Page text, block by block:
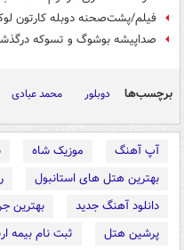
فیلم/پشت‌صحنه دوبله
صداپیشه بوشوگ و تسوکه
برچسب‌ها دوبلور محمد عبادی
آپ آهنگ موزیک شاه
بهترین هتل های استانبول
دانلود آهنگ جدید
بهترین
پرشین هتل
ثبت نام بیمه